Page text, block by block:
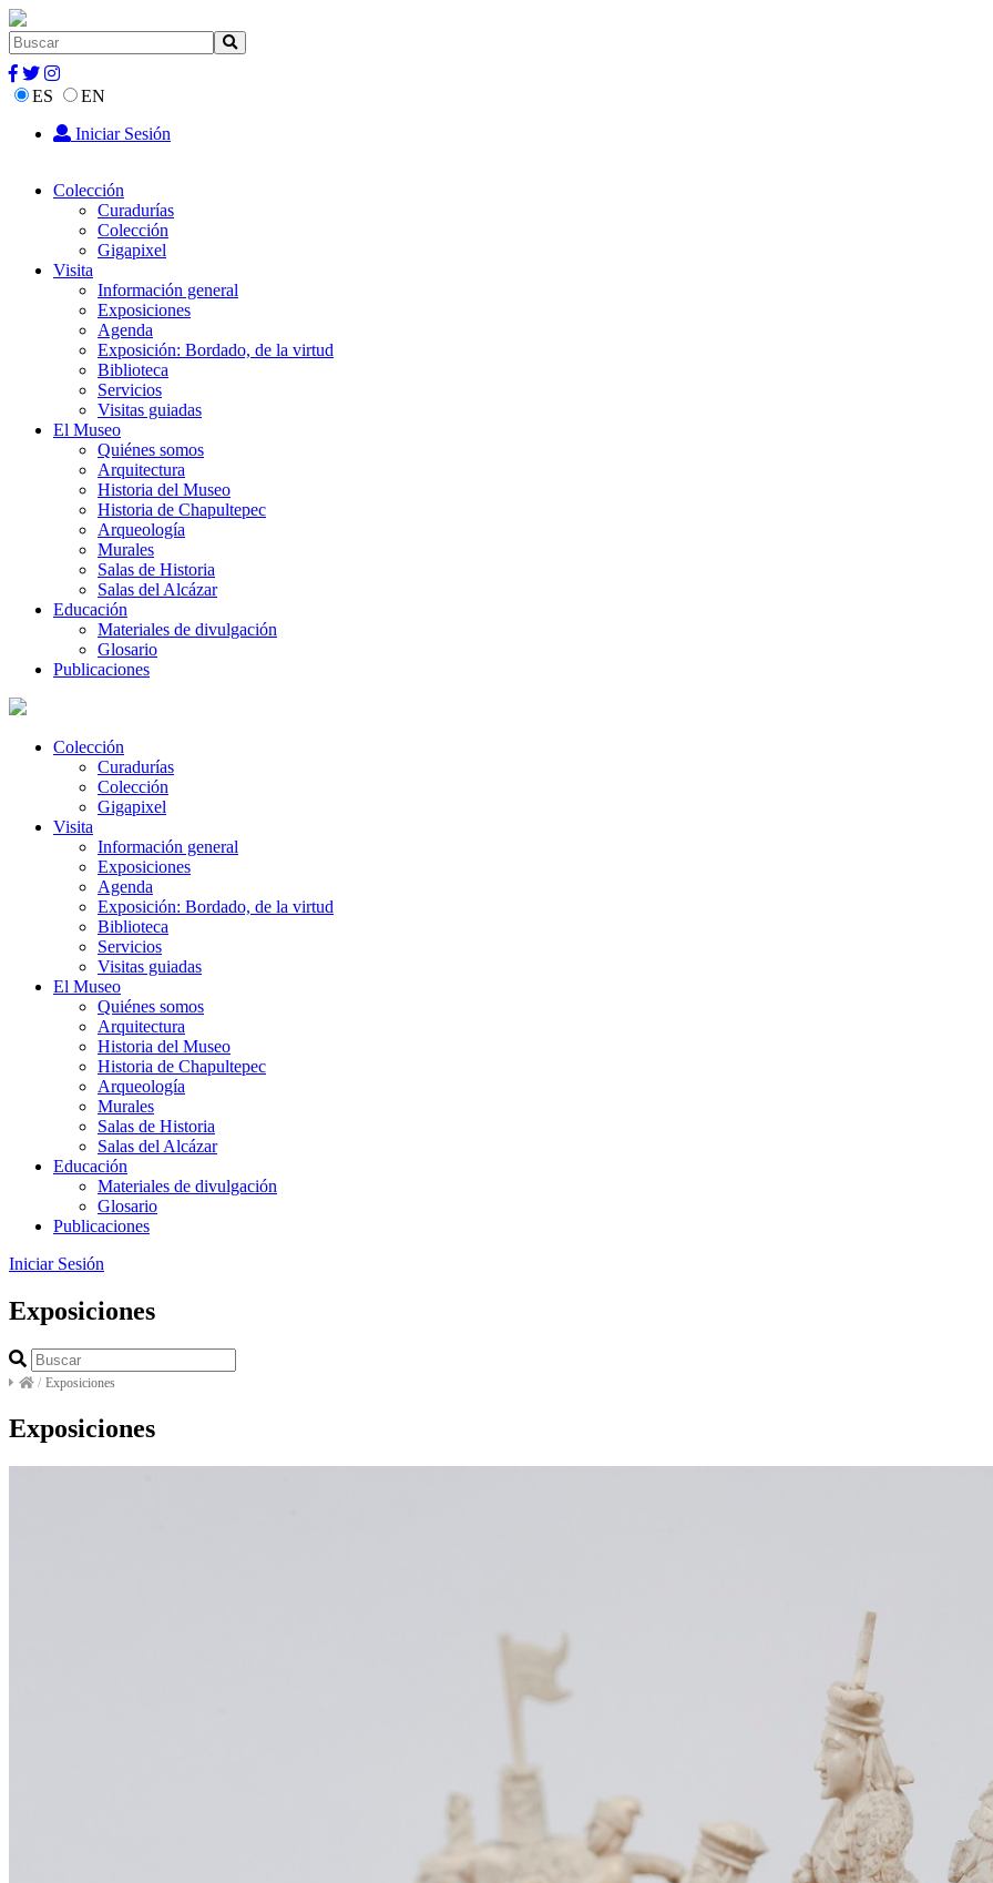
ES
EN
Iniciar Sesión
Colección
Curadurías
Colección
Gigapixel
Visita
Información general
Exposiciones
Agenda
Exposición: Bordado, de la virtud
Biblioteca
Servicios
Visitas guiadas
El Museo
Quiénes somos
Arquitectura
Historia del Museo
Historia de Chapultepec
Arqueología
Murales
Salas de Historia
Salas del Alcázar
Educación
Materiales de divulgación
Glosario
Publicaciones
Colección
Curadurías
Colección
Gigapixel
Visita
Información general
Exposiciones
Agenda
Exposición: Bordado, de la virtud
Biblioteca
Servicios
Visitas guiadas
El Museo
Quiénes somos
Arquitectura
Historia del Museo
Historia de Chapultepec
Arqueología
Murales
Salas de Historia
Salas del Alcázar
Educación
Materiales de divulgación
Glosario
Publicaciones
Iniciar Sesión
Exposiciones
/ Exposiciones
Exposiciones